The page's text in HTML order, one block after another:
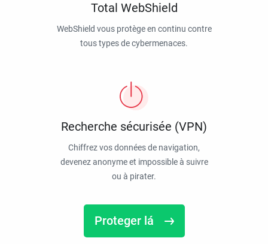
Total WebShield
WebShield vous protège en continu contre
tous types de cybermenaces.
Recherche sécurisée (VPN)
Chiffrez vos données de navigation,
devenez anonyme et impossible à suivre
ou à pirater.
Proteger lá